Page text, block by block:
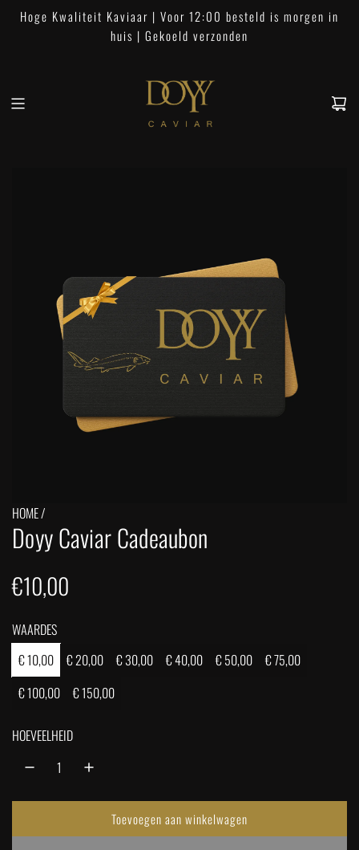
Hoge Kwaliteit Kaviaar | Voor 12:00 besteld is morgen in
huis | Gekoeld verzonden
HOME/
Doyy Caviar Cadeaubon
N
o
m
a
e
p
€10,00
WAARDES
€ 10,00
€ 20,00 € 30,00 € 40,00 € 50,00
€ 75,00
€ 100,00
€ 150,00
HOEVEELHEID
Toevoegen aan winkelwagen
l